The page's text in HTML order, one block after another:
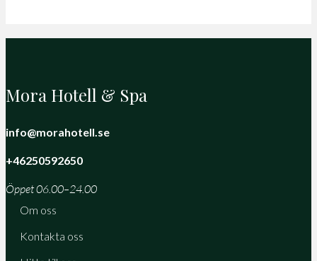
Mora Hotell & Spa
info@morahotell.se
+46250592650
Öppet 06.00–24.00
Om oss
Kontakta oss